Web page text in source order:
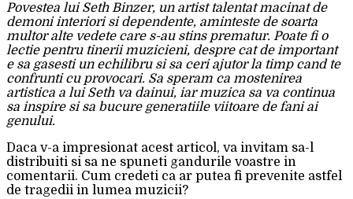
Povestea lui Seth Binzer, un artist talentat macinat de
demoni interiori si dependente, aminteste de soarta
multor alte vedete care s-au stins prematur. Poate fi o
lectie pentru tinerii muzicieni, despre cat de important
e sa gasesti un echilibru si sa ceri ajutor la timp cand te
confrunti cu provocari. Sa speram ca mostenirea
artistica a lui Seth va dainui, iar muzica sa va continua
sa inspire si sa bucure generatiile viitoare de fani ai
genului.
Daca v-a impresionat acest articol, va invitam sa-l
distribuiti si sa ne spuneti gandurile voastre in
comentarii. Cum credeti ca ar putea fi prevenite astfel
de tragedii in lumea muzicii?